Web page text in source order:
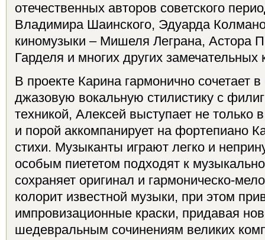
отечественных авторов советского
Владимира Шаинского, Эдуарда
киномузыки – Мишеля Леграна, Астора
Гарделя и многих других замечательных
В проекте Карина гармонично сочетает
джазовую вокальную стилистику с
техникой, Алексей выступает не только
и порой аккомпанирует на фортепиано
стихи. Музыканты играют легко и
особым пиететом подходят к
сохраняет оригинал и гармоническо-
колорит известной музыки, при этом
импровизационные краски, придавая
шедевральным сочинениям великих